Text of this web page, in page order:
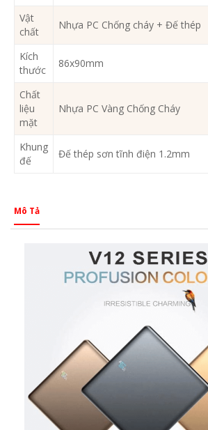
Vật
chất
Nhựa PC Chống cháy + Đế thép
Kích
thước
86x90mm
Chất
liệu
mặt
Nhựa PC Vàng Chống Cháy
Khung
đế
Đế thép sơn tĩnh điện 1.2mm
Mô Tả